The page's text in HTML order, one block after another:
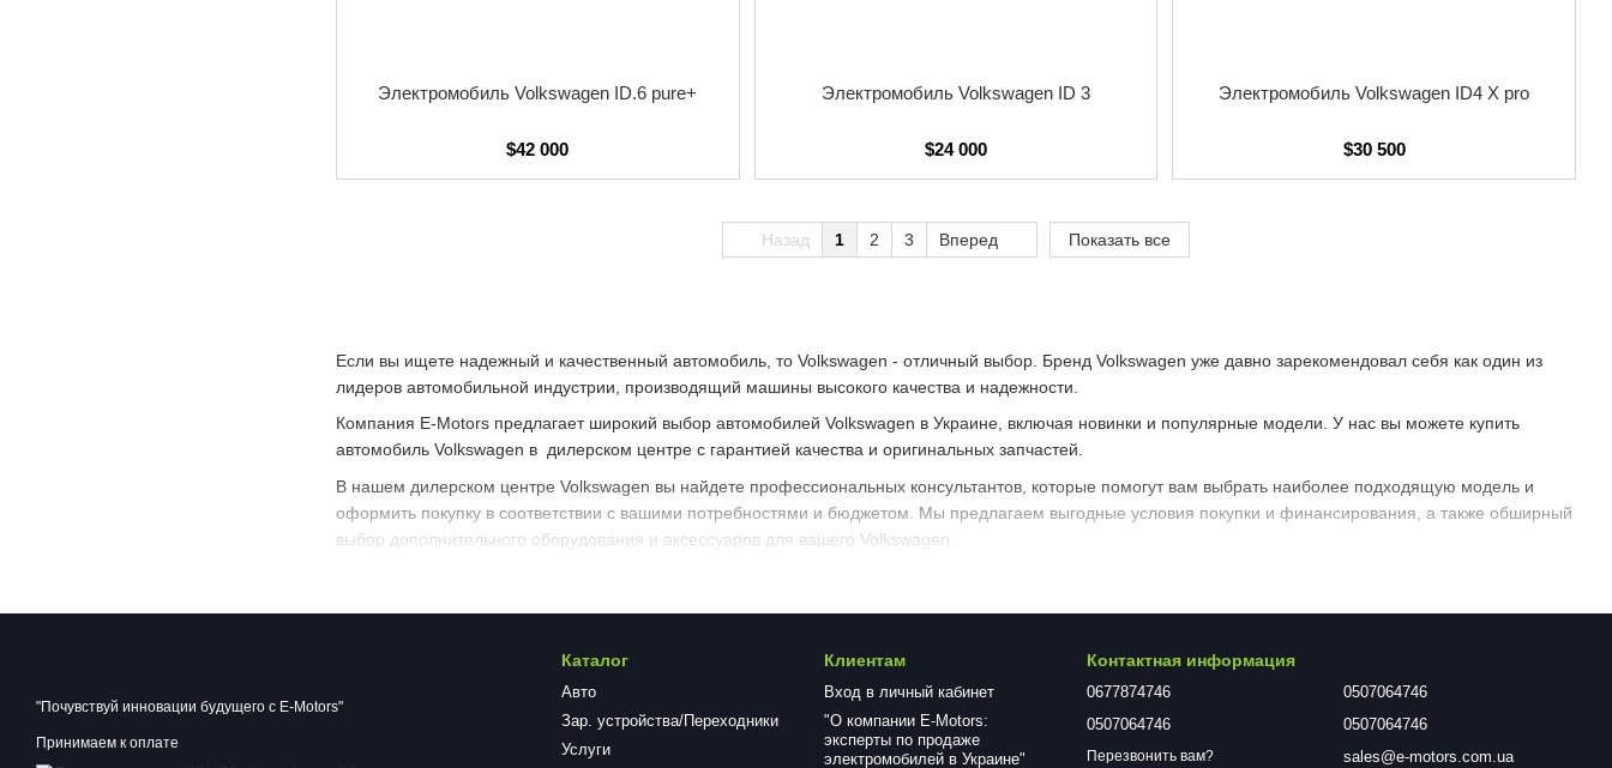
Если вы ищете надежный и качественный автомобиль, то Volkswagen - отличный выбор. Бренд Volkswagen уже давно зарекомендовал себя как один из
лидеров автомобильной индустрии, производящий машины высокого качества и надежности.
Компания E-Motors предлагает широкий выбор автомобилей Volkswagen в Украине, включая новинки и популярные модели. У нас вы можете купить
автомобиль Volkswagen в дилерском центре с гарантией качества и оригинальных запчастей.
В нашем дилерском центре Volkswagen вы найдете профессиональных консультантов, которые помогут вам выбрать наиболее подходящую модель и
оформить покупку в соответствии с вашими потребностями и бюджетом. Мы предлагаем выгодные условия покупки и финансирования, а также обширный
выбор дополнительного оборудования и аксессуаров для вашего Volkswagen.
Купить автомобиль Volkswagen в Украине в дилерском центре E-Motors - это правильный выбор для тех, кто ценит надежность, качество и комфорт.
Посетите наш дилерский центр Volkswagen и оцените наши услуги и условия покупки.
Электромобиль Volkswagen ID.6 pure+
$42 000
Электромобиль Volkswagen ID 3
$24 000
Электромобиль Volkswagen ID4 X pro
$30 500
Назад 1 2 3 Вперед Показать все
"Почувствуй инновации будущего с E-Motors"
Принимаем к оплате
Каталог
Авто
Зар. устройства/Переходники
Услуги
Клиентам
Вход в личный кабинет
"О компании E-Motors:
эксперты по продаже
электромобилей в Украине"
Контактная информация
0677874746
0507064746
Перезвонить вам?
0507064746
0507064746
sales@e-motors.com.ua